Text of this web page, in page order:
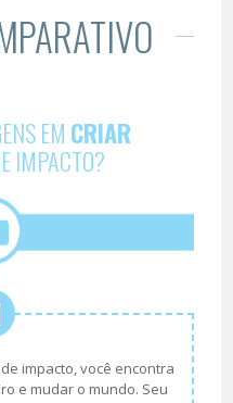
EM CRIAR
IMPACTO?
impacto, você encontra
e mudar o mundo. Seu